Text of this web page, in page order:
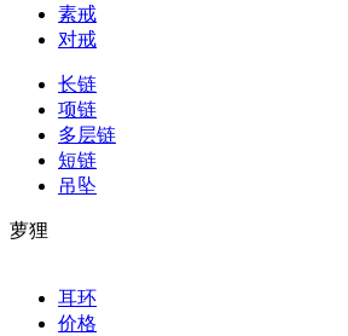
素戒
对戒
长链
项链
多层链
短链
吊坠
萝狸
耳环
价格